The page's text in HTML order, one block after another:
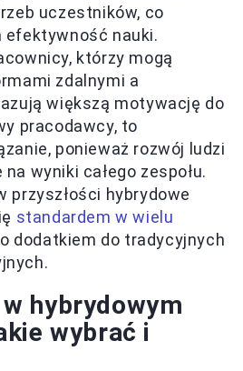
uczestników, co
efektywność nauki.
którzy mogą
zdalnymi a
większą motywację do
pracodawcy, to
ponieważ rozwój ludzi
wyniki całego zespołu.
przyszłości hybrydowe
standardem w wielu
dodatkiem do tradycyjnych
hybrydowym
wybrać i